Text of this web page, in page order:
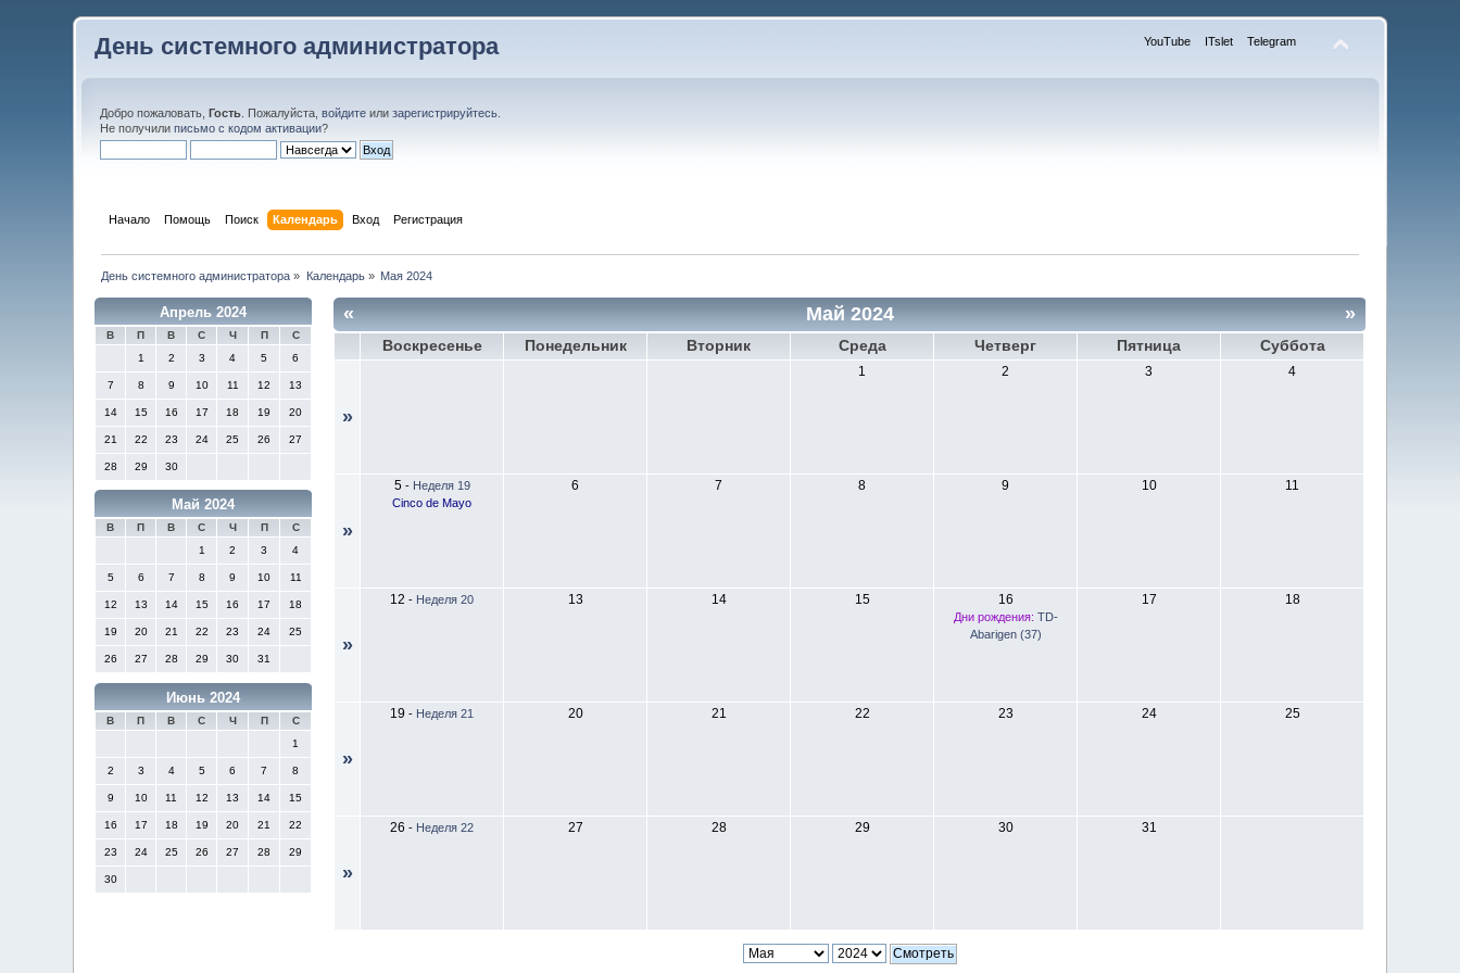
День системного администратора YouTube ITslet Telegram
Добро пожаловать,Гость . Пожалуйста,войдите илизарегистрируйтесь
Не получилиписьмо с кодом активации?
Начало Помощь Поиск Календарь Вход Регистрация
День системного администратора » Календарь» Мая 2024
Апрель 2024
В П В С Ч П
С
1
2 3 4 5 6
7 8 9 10 11 12 13
14 15 16 17 18 19 20
21 22 23 24 25 26 27
28 29 30
Май 2024
В П В С Ч П
С
1
2 3 4
5 6 7 8 9 10 11
12 13 14 15 16 17 18
19 20 21 22 23 24 25
26 27 28 29 30 31
Июнь 2024
В П В С Ч П
С
1
2 3 4 5 6 7 8
9 10 11 12 13 14 15
16 17 18 19 20 21 22
23 24 25 26 27 28 29
30
« »
Май 2024
Воскресенье Понедельник Вторник Среда Четверг Пятница Суббота
»
1 2 3 4
»
5- Неделя 19
Cinco de Mayo
6 7 8 9 10 11
»
12 - Неделя 20 13 14 15 16
Дни рождения: TD-
Abarigen (37)
17 18
»
19 - Неделя 21 20 21 22 23 24 25
»
26 - Неделя 22 27 28 29 30 31